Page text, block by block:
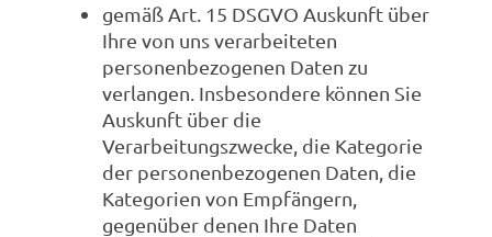
gemäß Art. 15 DSGVO Auskunft über
Ihre von uns verarbeiteten
personenbezogenen Daten zu
verlangen. Insbesondere können Sie
Auskunft über die
Verarbeitungszwecke, die Kategorie
der personenbezogenen Daten, die
Kategorien von Empfängern,
gegenüber denen Ihre Daten